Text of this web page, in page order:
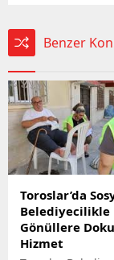
Benzer
Toroslar’da
Belediyecilikle
Gönüllere
Hizmet